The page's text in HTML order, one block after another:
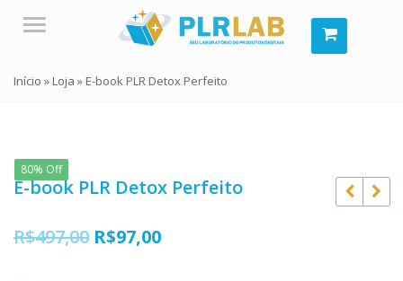
Menu
Início »Loja » E-book PLR Detox Perfeito
80% Off
E-book PLR Detox Perfeito
R$497,00 O
R$97,00O